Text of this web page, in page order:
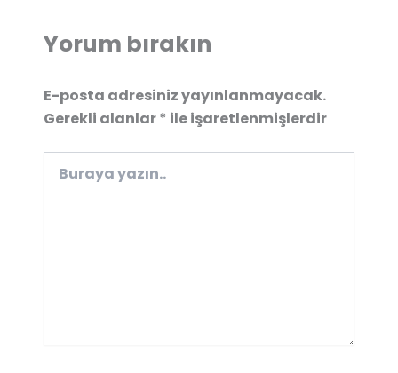
Yorum bırakın
E-posta adresiniz yayınlanmayacak.
Gerekli alanlar* ile işaretlenmişlerdir
yazın..